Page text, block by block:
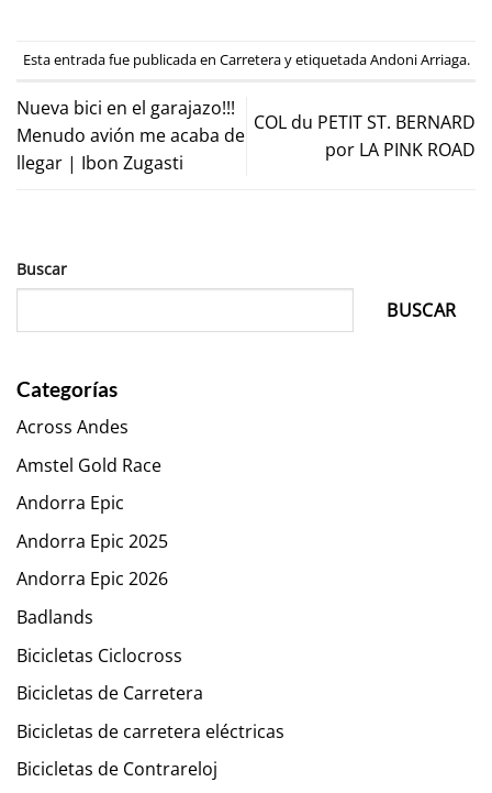
Esta entrada fue publicada en Carreteray etiquetadaAndoni Arriaga.
Nueva bici en el garajazo!!!
Menudo avión me acaba de
llegar | Ibon Zugasti
COL du PETIT ST. BERNARD
por LA PINK ROAD
Buscar
BUSCAR
Categorías
Across Andes
Amstel Gold Race
Andorra Epic
Andorra Epic 2025
Andorra Epic 2026
Badlands
Bicicletas Ciclocross
Bicicletas de Carretera
Bicicletas de carretera eléctricas
Bicicletas de Contrareloj